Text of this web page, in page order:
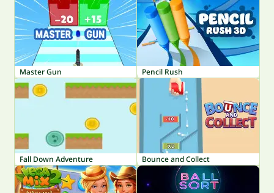
Master Gun Pencil Rush
Fall Down Adventure Bounce and Collect